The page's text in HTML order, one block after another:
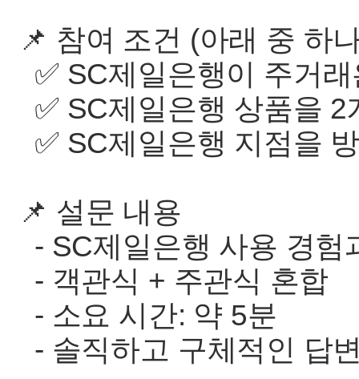
📌 참여 조건 (아래 중 하
✅ SC제일은행이 주거
✅ SC제일은행 상품을
✅ SC제일은행 지점을
📌 설문 내용
- SC제일은행 사용 경험
- 객관식 + 주관식 혼합
- 소요 시간: 약 5분
- 솔직하고 구체적인 답